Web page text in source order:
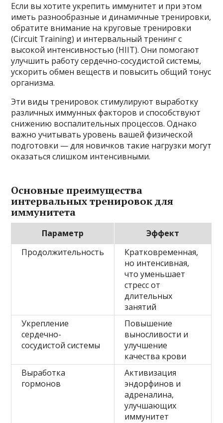
Если вы хотите укрепить иммунитет и при этом
иметь разнообразные и динамичные тренировки,
обратите внимание на круговые тренировки
(Circuit Training) и интервальный тренинг с
высокой интенсивностью (HIIT). Они помогают
улучшить работу сердечно-сосудистой системы,
ускорить обмен веществ и повысить общий тонус
организма.
Эти виды тренировок стимулируют выработку
различных иммунных факторов и способствуют
снижению воспалительных процессов. Однако
важно учитывать уровень вашей физической
подготовки — для новичков такие нагрузки могут
оказаться слишком интенсивными.
Основные преимущества
интервальных тренировок для
иммунитета
Параметр
Эффект
Продолжительность
Кратковременная,
но интенсивная,
что уменьшает
стресс от
длительных
занятий
Укрепление
сердечно-
сосудистой системы
Повышение
выносливости и
улучшение
качества крови
Выработка
гормонов
Активизация
эндорфинов и
адреналина,
улучшающих
иммунитет